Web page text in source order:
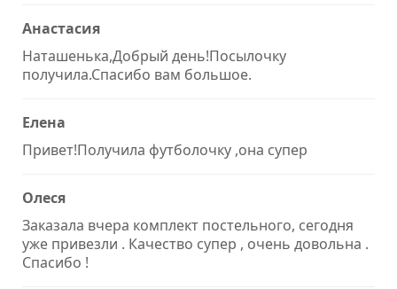
Анастасия
Наташенька,Добрый день!Посылочку
получила.Спасибо вам большое.
Елена
Привет!Получила футболочку ,она супер
Олеся
Заказала вчера комплект постельного, сегодня
уже привезли . Качество супер , очень довольна .
Спасибо !